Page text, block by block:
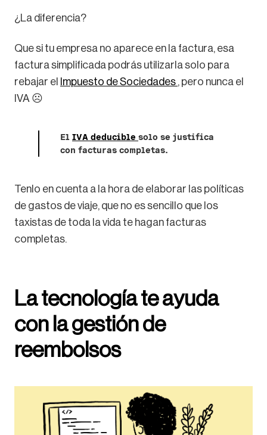
¿La diferencia?
Que si tu empresa no aparece en la factura, esa
factura simplificada podrás utilizarla solo para
rebajar el Impuesto de Sociedades , pero nunca el
IVA ☹️
El IVA deducible solo se justifica
con facturas completas.
Tenlo en cuenta a la hora de elaborar las políticas
de gastos de viaje, que no es sencillo que los
taxistas de toda la vida te hagan facturas
completas.
La tecnología te ayuda
con la gestión de
reembolsos